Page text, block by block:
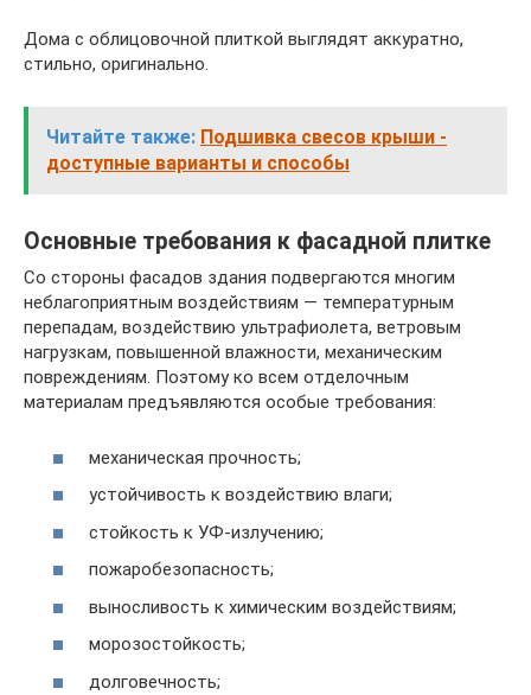
Дома с облицовочной плиткой выглядят аккуратно,
стильно, оригинально.
Читайте также: Подшивка свесов крыши -
доступные варианты и способы
Основные требования к фасадной плитке
Со стороны фасадов здания подвергаются многим
неблагоприятным воздействиям — температурным
перепадам, воздействию ультрафиолета, ветровым
нагрузкам, повышенной влажности, механическим
повреждениям. Поэтому ко всем отделочным
материалам предъявляются особые требования:
механическая прочность;
устойчивость к воздействию влаги;
стойкость к УФ-излучению;
пожаробезопасность;
выносливость к химическим воздействиям;
морозостойкость;
долговечность;